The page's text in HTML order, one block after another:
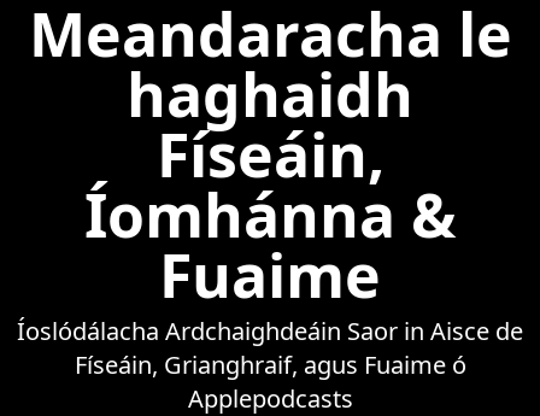
Meandaracha le
haghaidh
Físeáin,
Íomhánna &
Fuaime
Íoslódálacha Ardchaighdeáin Saor in Aisce de
Físeáin, Grianghraif, agus Fuaime ó
Applepodcasts